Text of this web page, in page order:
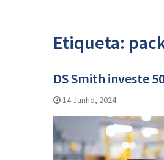
Etiqueta:
DS Smith investe
14 Junho, 2024